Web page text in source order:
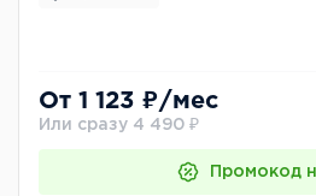
От 1 123 ₽/мес
Или сразу 4 490 ₽
Промокод